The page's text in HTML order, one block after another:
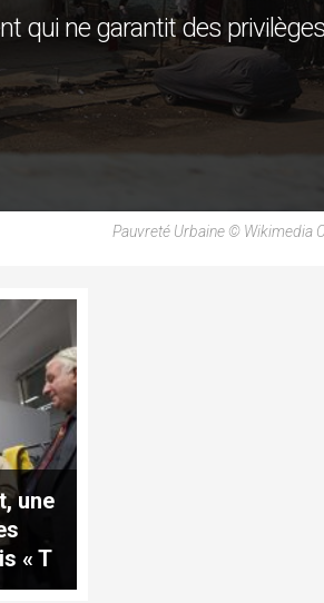
qui ne garantit des
Pauvreté Urbaine © Wikimedia
une
« T